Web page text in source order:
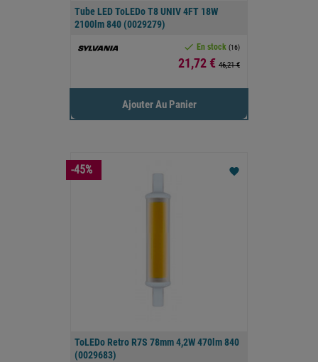
Tube LED ToLEDo T8 UNIV 4FT 18W
2100lm 840 (0029279)
 En stock (16)
Prix
21,72 € 46,21 €
Ajouter Au Panier
ToLEDo Retro R7S 78mm 4,2W 470lm 840
(0029683)
favorite
-45%